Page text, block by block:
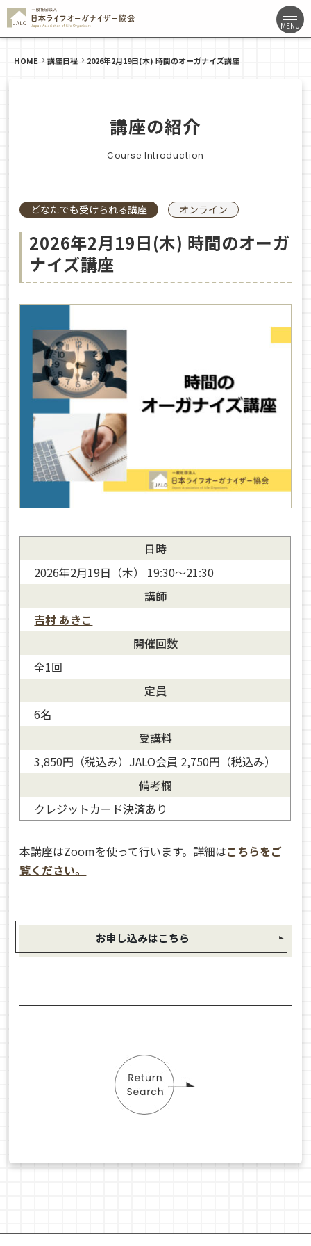
HOME 講座日程 2026年2月19日(木) 時間のオーガナイズ講座
講座の紹介
Course Introduction
どなたでも受けられる講座 オンライン
2026年2月19日(木) 時間のオーガ
ナイズ講座
日時
2026年2月19日（木） 19:30～21:30
講師
吉村 あきこ
開催回数
全1回
定員
6名
受講料
3,850円（税込み）JALO会員 2,750円（税込み）
備考欄
クレジットカード決済あり
本講座はZoomを使って行います。詳細はこちらをご
覧ください。
お申し込みはこちら